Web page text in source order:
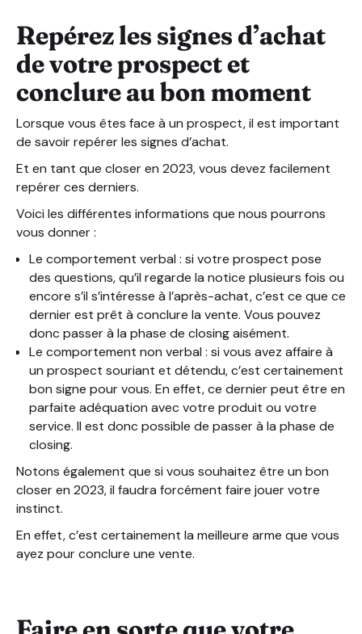
Repérez les signes d’achat
de votre prospect et
conclure au bon moment
Lorsque vous êtes face à un prospect, il est important
de savoir repérer les signes d’achat.
Et en tant que closer en 2023, vous devez facilement
repérer ces derniers.
Voici les différentes informations que nous pourrons
vous donner :
Le comportement verbal : si votre prospect pose
des questions, qu’il regarde la notice plusieurs fois ou
encore s’il s’intéresse à l’après-achat, c’est ce que ce
dernier est prêt à conclure la vente. Vous pouvez
donc passer à la phase de closing aisément.
Le comportement non verbal : si vous avez affaire à
un prospect souriant et détendu, c’est certainement
bon signe pour vous. En effet, ce dernier peut être en
parfaite adéquation avec votre produit ou votre
service. Il est donc possible de passer à la phase de
closing.
Notons également que si vous souhaitez être un bon
closer en 2023, il faudra forcément faire jouer votre
instinct.
En effet, c’est certainement la meilleure arme que vous
ayez pour conclure une vente.